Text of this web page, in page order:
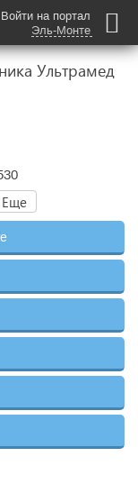
Войти на портал
Эль-Монте
Ультрамед
Еще